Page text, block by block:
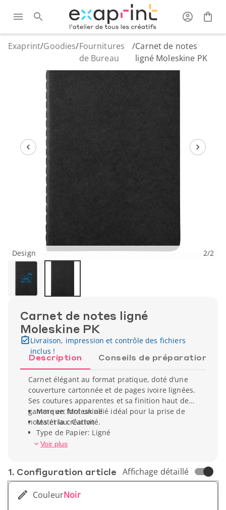
Exaprint/Goodies/Fournitures
de Bureau
/Carnet de notes
ligné Moleskine PK
Design 2/2
Carnet de notes ligné
Moleskine PK
Livraison, impression et contrôle des fichiers
inclus !
Description Conseils de préparation
Carnet élégant au format pratique, doté d’une
couverture cartonnée et de pages ivoire lignées.
Ses coutures apparentes et sa finition haut de
gamme en font un allié idéal pour la prise de
notes et la créativité.
Marque: Moleskine
Matériau: Carton
Type de Papier: Ligné
Nombre de feuilles: 64
Poids unitaire: 48 gr
Voir plus
1. Conf­iguration article Affichage détaillé
CouleurNoir